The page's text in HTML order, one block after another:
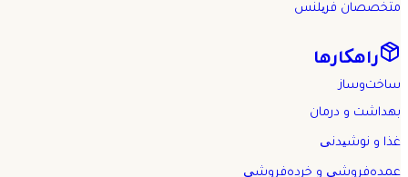
متخصصان فریلنس
راهکارها
ساخت‌وساز
بهداشت و درمان
غذا و نوشیدنی
عمده‌فروشی و خرده‌فروشی